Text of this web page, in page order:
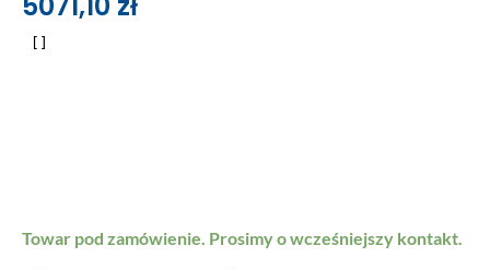
Towar pod zamówienie. Prosimy o wcześniejszy kontakt.